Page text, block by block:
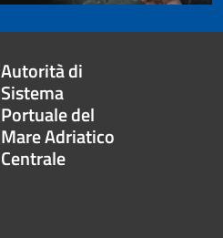
Autorità di
Sistema
Portuale del
Mare Adriatico
Centrale